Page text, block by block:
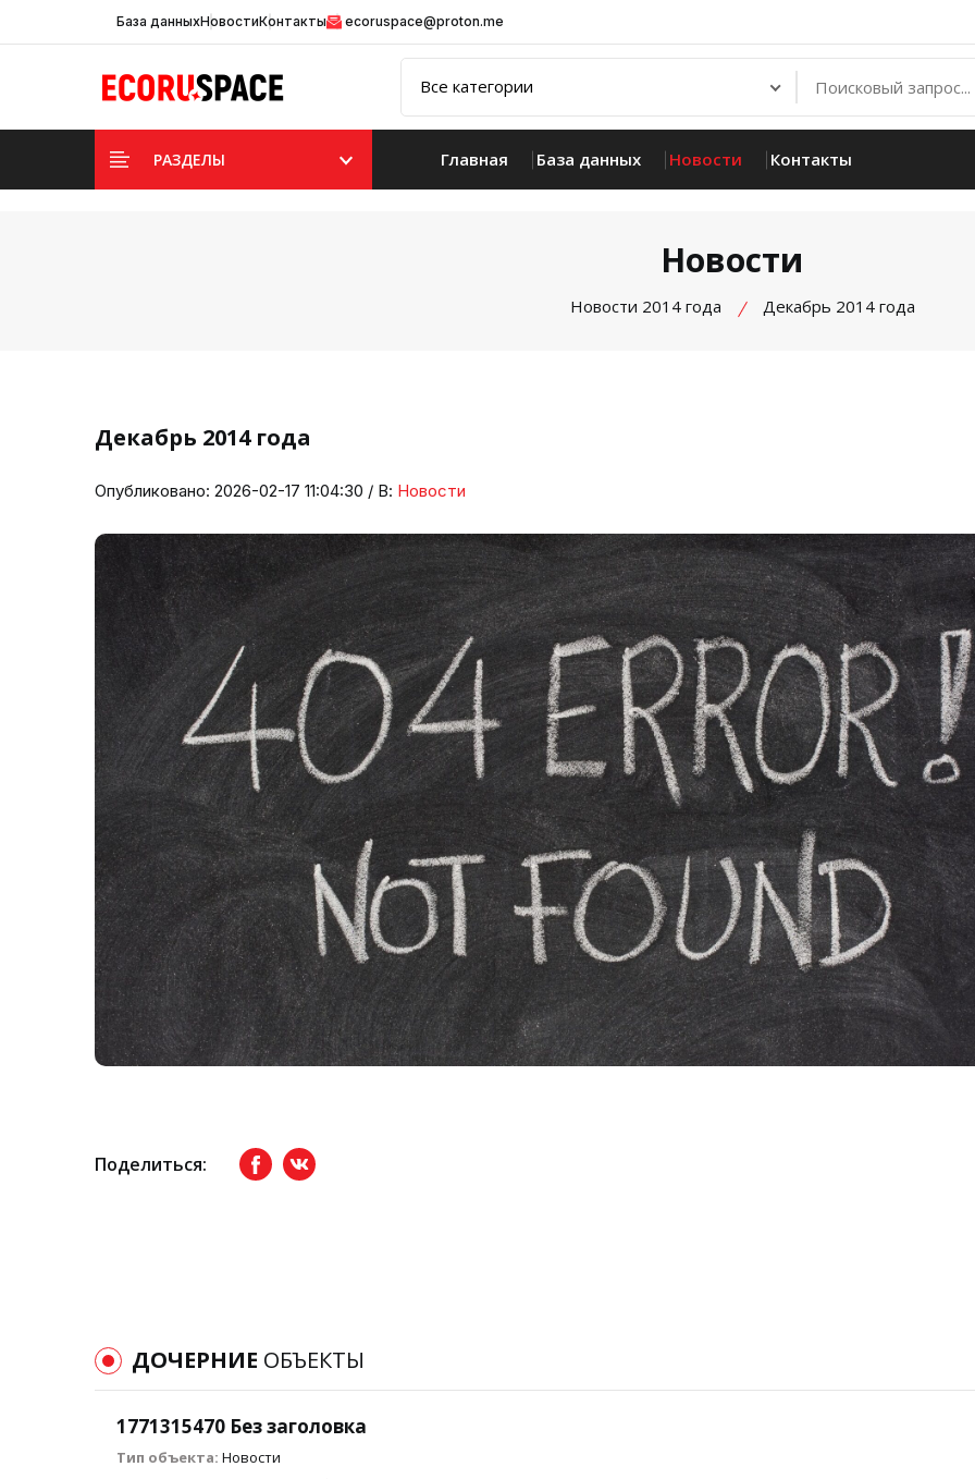
База данныхНовостиКонтакты ecoruspace@proton.me
РАЗДЕЛЫ Главная База данных Новости Контакты
Новости
Новости 2014 года Декабрь 2014 года
Декабрь 2014 года
Опубликовано: 2026-02-17 11:04:30 / В: Новости
Поделиться: FacebookвКонтакте
ДОЧЕРНИЕ ОБЪЕКТЫ
1771315470 Без заголовка
Тип объекта: Новости